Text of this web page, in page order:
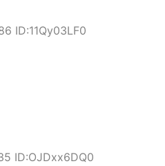
ID:11Qy03LF0
ID:OJDxx6DQ0